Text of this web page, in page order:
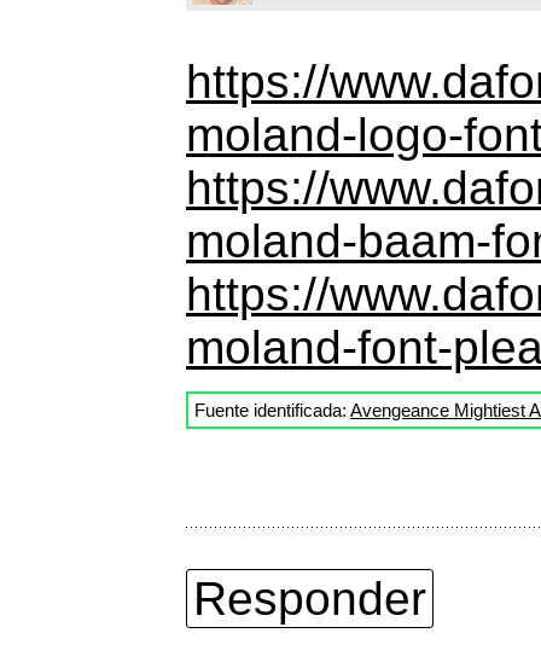
https://
moland-logo-
https://
moland-baam-
https://
moland-font-
Fuente identificada: Avengeance Mightiest
Responder